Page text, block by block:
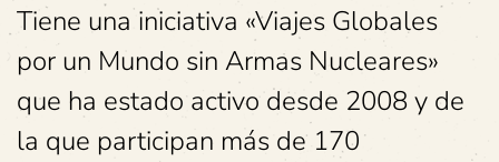
Tiene una iniciativa «Viajes Globales
por un Mundo sin Armas Nucleares»
que ha estado activo desde 2008 y de
la que participan más de 170